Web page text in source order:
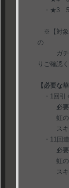
・★3
※【対象
の
ガチャ
りご確認
【必要な
・1回引
必要な
虹の昇
スキッ
・11回連
必要な
虹の昇
スキッ